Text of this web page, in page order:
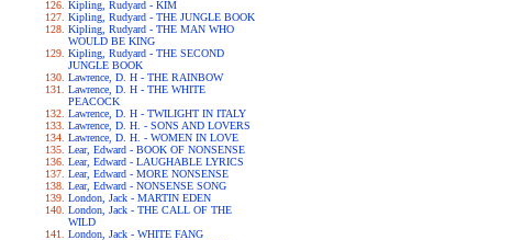
Kipling, Rudyard - KIM
Kipling, Rudyard - THE JUNGLE BOOK
Kipling, Rudyard - THE MAN WHO
WOULD BE KING
Kipling, Rudyard - THE SECOND
JUNGLE BOOK
Lawrence, D. H - THE RAINBOW
Lawrence, D. H - THE WHITE
PEACOCK
Lawrence, D. H - TWILIGHT IN ITALY
Lawrence, D. H. - SONS AND LOVERS
Lawrence, D. H. - WOMEN IN LOVE
Lear, Edward - BOOK OF NONSENSE
Lear, Edward - LAUGHABLE LYRICS
Lear, Edward - MORE NONSENSE
Lear, Edward - NONSENSE SONG
London, Jack - MARTIN EDEN
London, Jack - THE CALL OF THE
WILD
London, Jack - WHITE FANG